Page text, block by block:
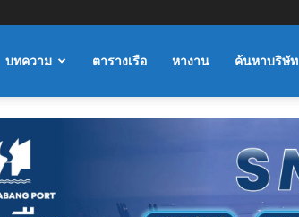
บทความ ตารางเรือ หางาน ค้นหาบริษัท